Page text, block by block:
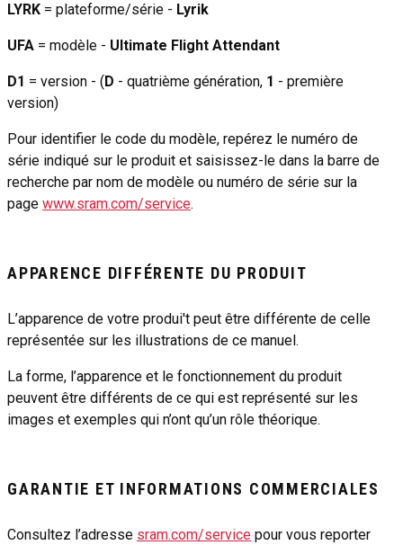
LYRK = plateforme/série - Lyrik
UFA = modèle - Ultimate Flight Attendant
D1 = version - (D - quatrième génération, 1 - première
version)
Pour identifier le code du modèle, repérez le numéro de
série indiqué sur le produit et saisissez-le dans la barre de
recherche par nom de modèle ou numéro de série sur la
page www.sram.com/service.
APPARENCE DIFFÉRENTE DU PRODUIT
L’apparence de votre produi't peut être différente de celle
représentée sur les illustrations de ce manuel.
La forme, l’apparence et le fonctionnement du produit
peuvent être différents de ce qui est représenté sur les
images et exemples qui n’ont qu’un rôle théorique.
GARANTIE ET INFORMATIONS COMMERCIALES
Consultez l’adresse sram.com/service pour vous reporter